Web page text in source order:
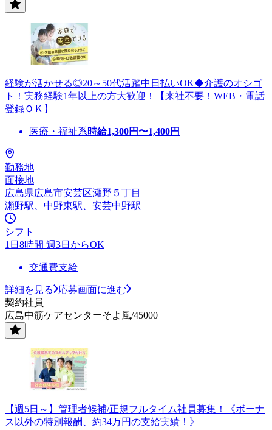
経験が活かせる◎20～50代活躍中日払いOK◆介護のオシゴ
ト！実務経験1年以上の方大歓迎！【来社不要！WEB・電話
登録ＯＫ】
医療・福祉系時給1,300円〜1,400円
勤務地
面接地
広島県広島市安芸区瀬野５丁目
瀬野駅、中野東駅、安芸中野駅
シフト
1日8時間 週3日からOK
交通費支給
詳細を見る
応募画面に進む
契約社員
広島中筋ケアセンターそよ風/45000
【週5日～】管理者候補/正規フルタイム社員募集！《ボーナ
ス以外の特別報酬、約34万円の支給実績！》